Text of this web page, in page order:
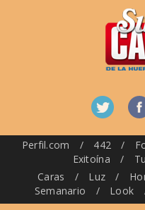
Perfil.com / 442 /
Exitoína
/
Caras
/ Luz /
Semanario
/ Look